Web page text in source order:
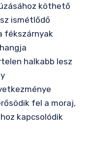
köthető
ismétlődő
fékszárnyak
halkabb lesz
fel a moraj,
kapcsolódik